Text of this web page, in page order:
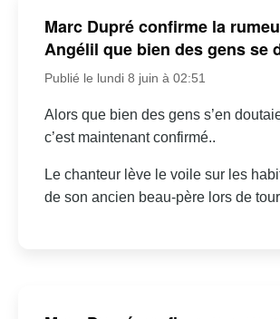
Marc Dupré confirme la
Angélil que bien des gens se
Publié le lundi 8 juin à 02:51
Alors que bien des gens s’en
c’est maintenant confirmé..
Le chanteur lève le voile sur les
de son ancien beau-père lors de